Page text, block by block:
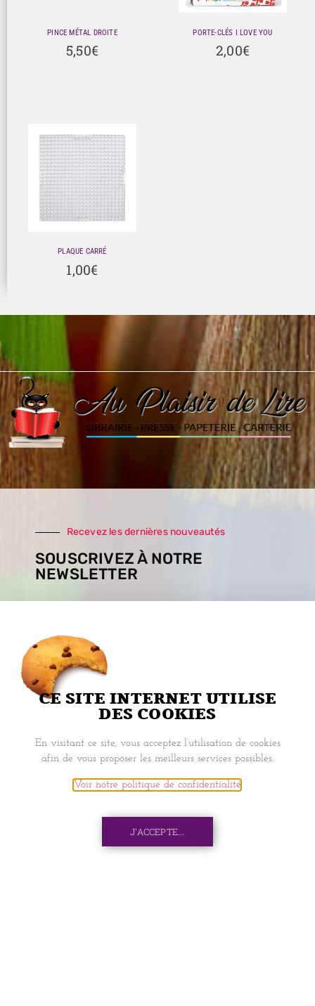
PINCE MÉTAL DROITE
5,50€
PORTE-CLÉS I LOVE YOU
2,00€
PLAQUE CARRÉ
1,00€
Recevez les dernières nouveautés
SOUSCRIVEZ À NOTRE
NEWSLETTER
NAVIGATION
CE SITE INTERNET UTILISE
DES COOKIES
En visitant ce site, vous acceptez l’utilisation de cookies
afin de vous proposer les meilleurs services possibles.
Voir notre politique de confidentialité.
J'ACCEPTE...